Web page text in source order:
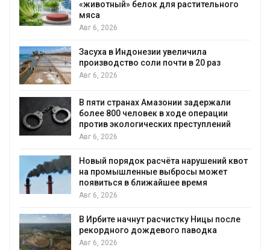
«животный» белок для растительного
мяса
Авг 6, 2026
Засуха в Индонезии увеличила
производство соли почти в 20 раз
Авг 6, 2026
В пяти странах Амазонии задержали
более 800 человек в ходе операции
против экологических преступлений
Авг 6, 2026
Новый порядок расчёта нарушений квот
на промышленные выбросы может
появиться в ближайшее время
Авг 6, 2026
В Ирбите начнут расчистку Ницы после
рекордного дождевого паводка
Авг 6, 2026